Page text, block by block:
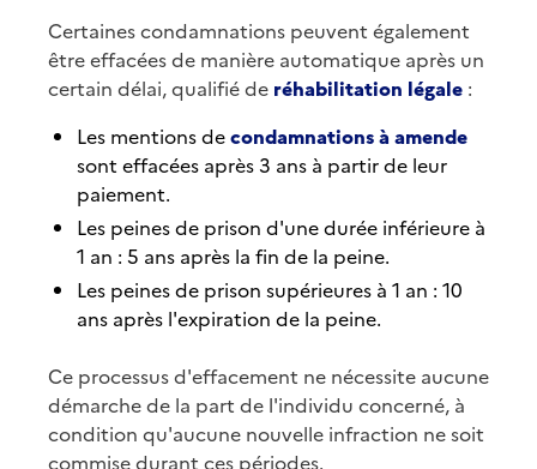
Certaines condamnations peuvent également
être effacées de manière automatique après un
certain délai, qualifié de réhabilitation légale :
Les mentions decondamnations à amende
sont effacées après 3 ans à partir de leur
paiement.
Les peines de prison d'une durée inférieure à
1 an : 5 ans après la fin de la peine.
Les peines de prison supérieures à 1 an : 10
ans après l'expiration de la peine.
Ce processus d'effacement ne nécessite aucune
démarche de la part de l'individu concerné, à
condition qu'aucune nouvelle infraction ne soit
commise durant ces périodes.